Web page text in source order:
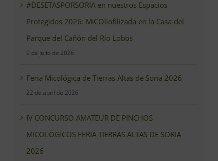
#DESETASPORSORIA en nuestros Espacios
Protegidos 2026: MICOliofilizada en la Casa del
Parque del Cañón del Río Lobos
9 de julio de 2026
Feria Micológica de Tierras Altas de Soria 2026
22 de abril de 2026
IV CONCURSO AMATEUR DE PINCHOS
MICOLÓGICOS FERIA TIERRAS ALTAS DE SORIA
2026